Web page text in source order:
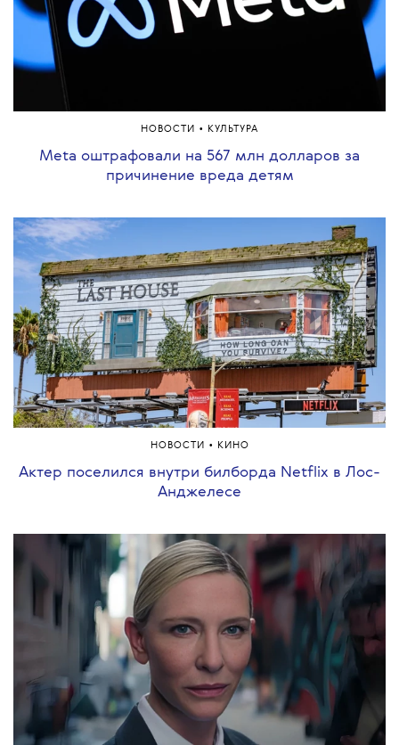
НОВОСТИ • КУЛЬТУРА
Meta оштрафовали на 567 млн долларов за
причинение вреда детям
НОВОСТИ • КИНО
Актер поселился внутри билборда Netflix в Лос-
Анджелесе